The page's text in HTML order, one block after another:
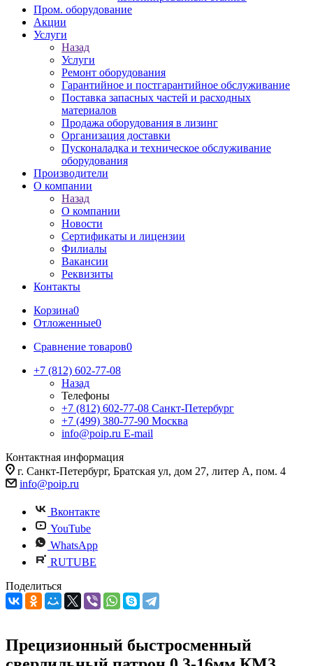
Пром. оборудование
Акции
Услуги
Назад
Услуги
Ремонт оборудования
Гарантийное и постгарантийное обслуживание
Поставка запасных частей и расходных
материалов
Продажа оборудования в лизинг
Организация доставки
Пусконаладка и техническое обслуживание
оборудования
Производители
О компании
Назад
О компании
Новости
Сертификаты и лицензии
Филиалы
Вакансии
Реквизиты
Контакты
Корзина0
Отложенные0
Сравнение товаров0
+7 (812) 602-77-08
Назад
Телефоны
+7 (812) 602-77-08 Санкт-Петербург
+7 (499) 380-77-90 Москва
info@poip.ru E-mail
Контактная информация
г. Санкт-Петербург, Братская ул, дом 27, литер А, пом. 4
info@poip.ru
Вконтакте
YouTube
WhatsApp
RUTUBE
Поделиться
Прецизионный быстросменный